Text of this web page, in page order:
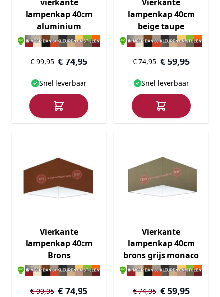
vierkante
lampenkap 40cm
aluminium
€ 74,95
€ 99,95
Snel leverbaar
Vierkante
lampenkap 40cm
beige taupe
€ 59,95
€ 74,95
Snel leverbaar
Vierkante
lampenkap 40cm
Brons
€ 74,95
€ 99,95
Vierkante
lampenkap 40cm
brons grijs monaco
€ 59,95
€ 74,95